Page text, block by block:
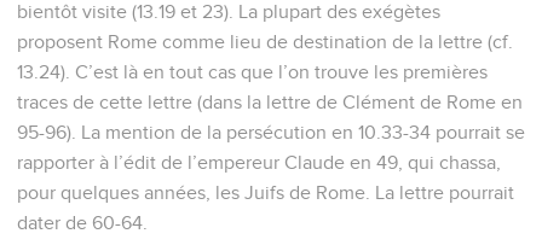
bientôt visite (13.19 et 23). La plupart des exégètes
proposent Rome comme lieu de destination de la lettre (cf.
13.24). C’est là en tout cas que l’on trouve les premières
traces de cette lettre (dans la lettre de Clément de Rome en
95-96). La mention de la persécution en 10.33-34 pourrait se
rapporter à l’édit de l’empereur Claude en 49, qui chassa,
pour quelques années, les Juifs de Rome. La lettre pourrait
dater de 60-64.